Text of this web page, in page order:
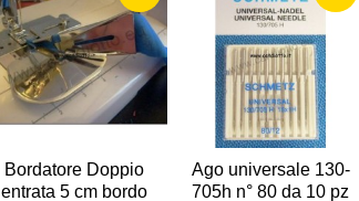
Bordatore Doppio
entrata 5 cm bordo
Ago universale 130-
705h n° 80 da 10 pz